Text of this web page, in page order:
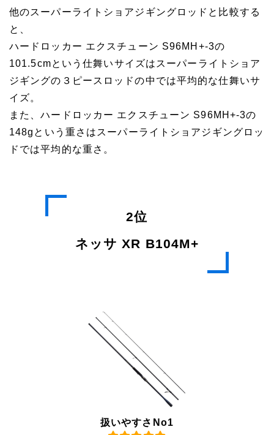
他のスーパーライトショアジギングロッドと比較する
と、
ハードロッカー エクスチューン S96MH+-3の
101.5cmという仕舞いサイズはスーパーライトショア
ジギングの３ピースロッドの中では平均的な仕舞いサ
イズ。
また、ハードロッカー エクスチューン S96MH+-3の
148gという重さはスーパーライトショアジギングロッ
ドでは平均的な重さ。
2位
ネッサ XR B104M+
扱いやすさNo1